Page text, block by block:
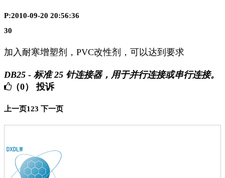
P:2010-09-20 20:56:36
30
加入耐寒增塑剂，PVC改性剂，可以达到要求
DB25 - 标准 25 针连接器，用于并行连接或串行连接。
（0）
投诉
上一页123 下一页